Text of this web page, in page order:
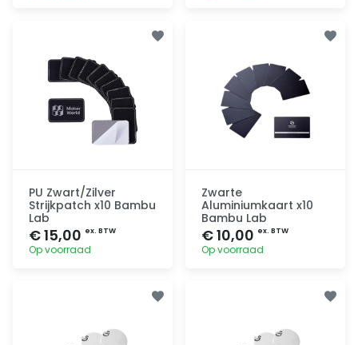
PU Zwart/Zilver
Strijkpatch x10 Bambu
Lab
€ 15,00 ex. BTW
Op voorraad
Zwarte
Aluminiumkaart x10
Bambu Lab
€ 10,00 ex. BTW
Op voorraad